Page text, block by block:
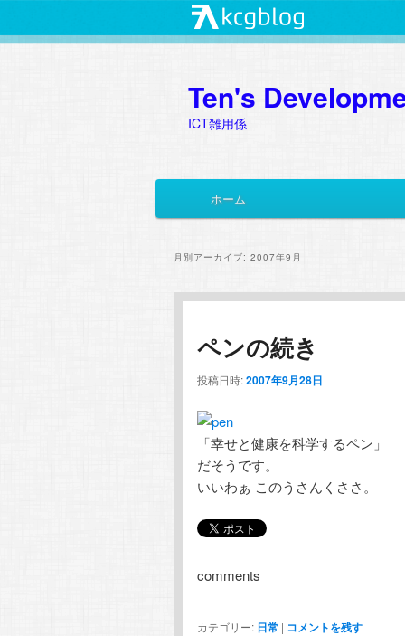
Ten's
ICT雑用係
イ
メ
ン
ン
テ
ン
サ
コ
テ
ン
ツ
ホーム
月別アーカイブ: 2007年9月
ペンの続き
投稿日時:2007年9月28日
「幸せと健康を科学するペン」
だそうです。
いいわぁ このうさんくささ。
comments
カテゴリー: 日常 | コメントを残す